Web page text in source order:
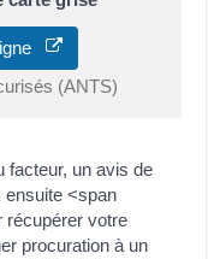
ligne
(ANTS)
facteur, un avis de
ensuite <span
récupérer votre
procuration à un